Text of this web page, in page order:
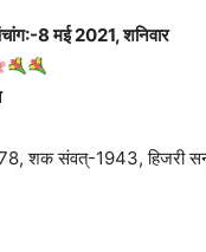
8 मई 2021, शनिवार
शक संवत्-1943, हिजरी